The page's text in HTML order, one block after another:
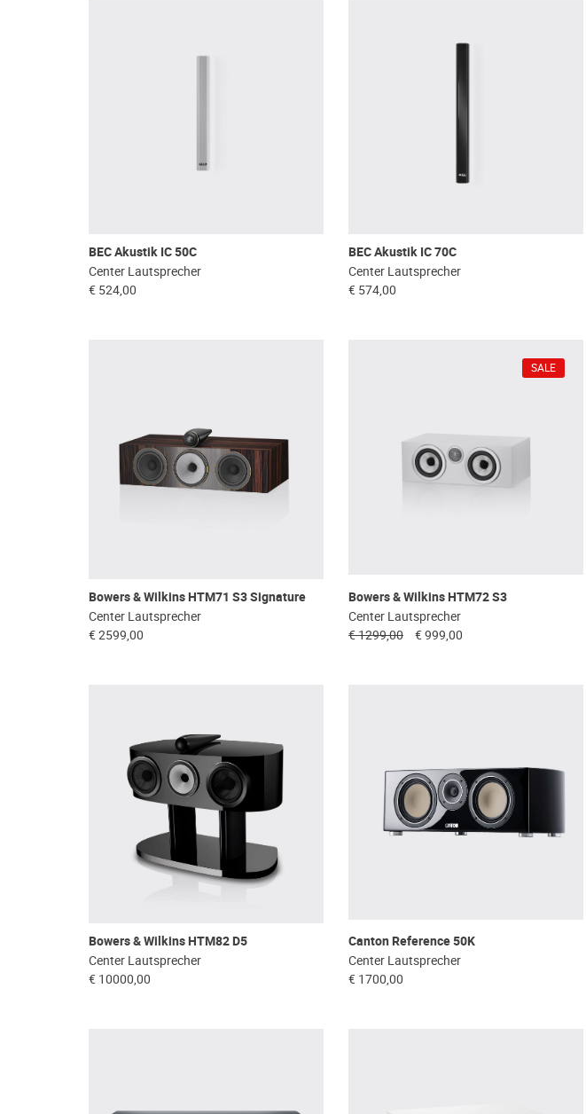
BEC Akustik IC 50C
Center Lautsprecher
€ 524,00
BEC Akustik IC 70C
Center Lautsprecher
€ 574,00
Bowers & Wilkins HTM71 S3 Signature
Center Lautsprecher
€ 2599,00
Bowers & Wilkins HTM72 S3
Center Lautsprecher
€ 1299,00
€ 999,00
SALE
Bowers & Wilkins HTM82 D5
Center Lautsprecher
€ 10000,00
Canton Reference 50K
Center Lautsprecher
€ 1700,00